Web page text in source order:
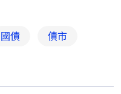
國債 債市